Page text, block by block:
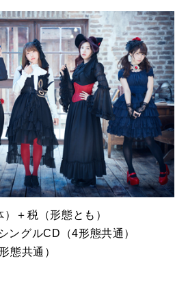
＋税（形態とも）
ングルCD（4形態共通）
態共通）